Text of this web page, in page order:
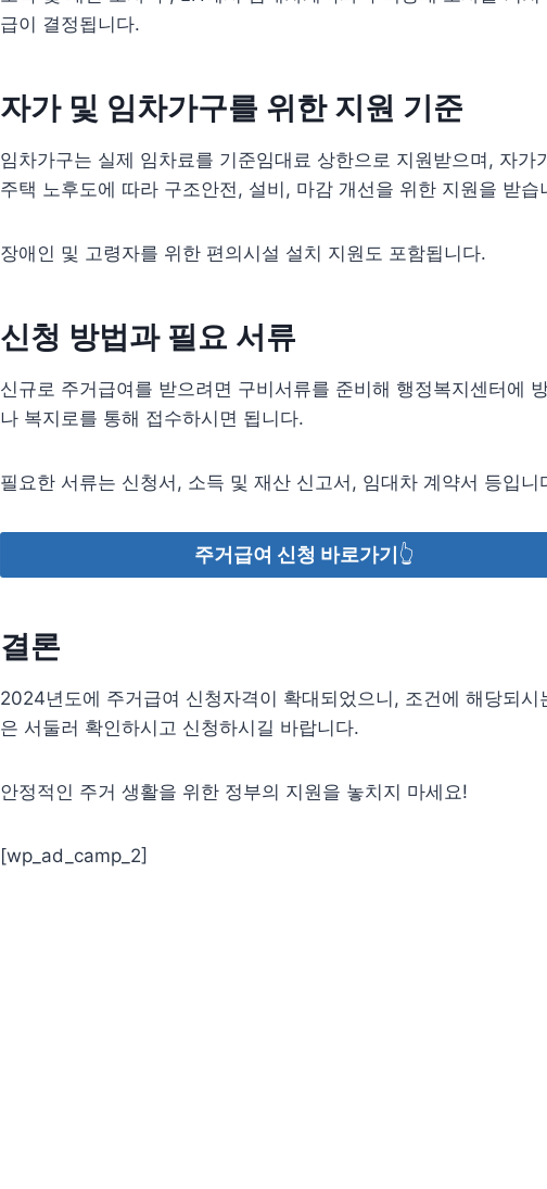
급이 결정됩니다.
자가 및 임차가구를 위한 지원 기준
임차가구는 실제 임차료를 기준임대료 상한으로 지원받으며, 자가
주택 노후도에 따라 구조안전, 설비, 마감 개선을 위한 지원을 받습
장애인 및 고령자를 위한 편의시설 설치 지원도 포함됩니다.
신청 방법과 필요 서류
신규로 주거급여를 받으려면 구비서류를 준비해 행정복지센터에
나 복지로를 통해 접수하시면 됩니다.
필요한 서류는 신청서, 소득 및 재산 신고서, 임대차 계약서 등입니
주거급여 신청 바로가기 👆
결론
2024년도에 주거급여 신청자격이 확대되었으니, 조건에 해당되시
은 서둘러 확인하시고 신청하시길 바랍니다.
안정적인 주거 생활을 위한 정부의 지원을 놓치지 마세요!
[wp_ad_camp_2]